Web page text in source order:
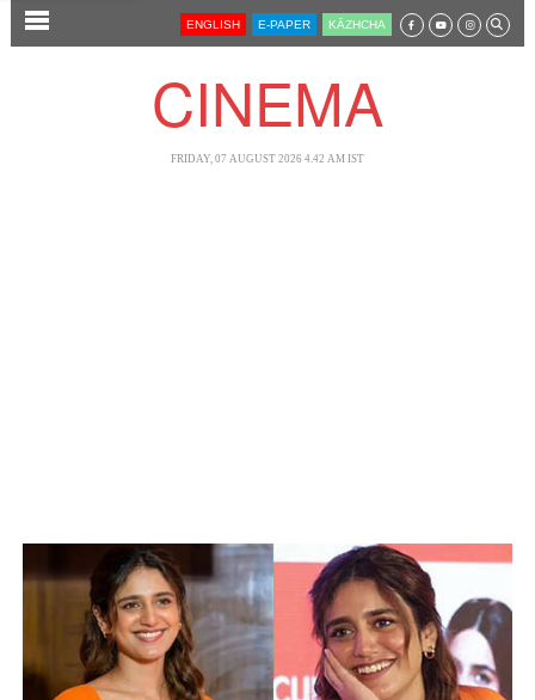
SECTIONS
OPINION
PHOTOS
ENGLISH E-PAPER KĀZHCHA
CINEMA
FRIDAY, 07 AUGUST 2026 4.42 AM IST